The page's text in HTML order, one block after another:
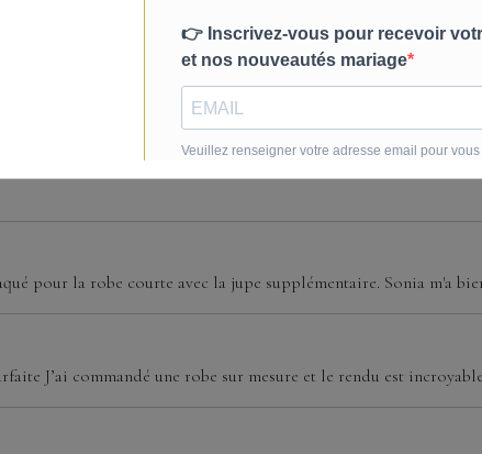
aérien
éclair discrète au dos
pour un confort optimal
(environ 70 cm)
pour la robe courte avec la jupe supplémentaire. Sonia m'a
J’ai commandé une robe sur mesure et le rendu est